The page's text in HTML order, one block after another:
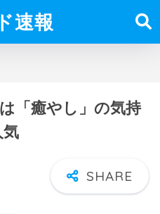
速報
「癒やし」の気持
気